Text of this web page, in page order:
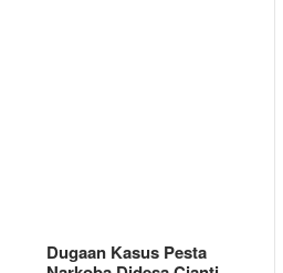
Dugaan Kasus Pesta